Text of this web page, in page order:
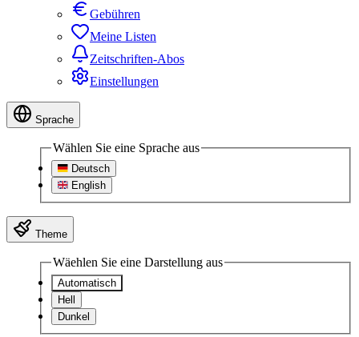
Gebühren
Meine Listen
Zeitschriften-Abos
Einstellungen
Sprache
Wählen Sie eine Sprache aus
Deutsch
English
Theme
Wäehlen Sie eine Darstellung aus
Automatisch
Hell
Dunkel